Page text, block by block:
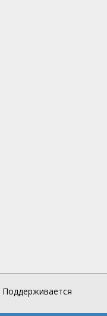
Поддерживается